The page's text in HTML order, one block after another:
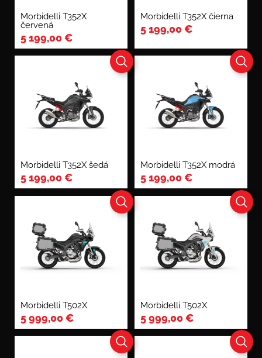
Morbidelli T352X
červená
5 199,00€
Morbidelli T352X čierna
5 199,00€
Morbidelli T352X šedá
5 199,00€
Morbidelli T352X modrá
5 199,00€
Morbidelli T502X
5 999,00€
Morbidelli T502X
5 999,00€